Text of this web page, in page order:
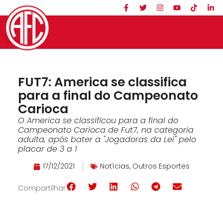
FUT7: America se classifica
para a final do Campeonato
Carioca
O America se classificou para a final do
Campeonato Carioca de Fut7, na categoria
adulta, após bater a "Jogadoras da Lei" pelo
placar de 3 a 1
17/12/2021 Notícias, Outros Esportes
Compartilhar